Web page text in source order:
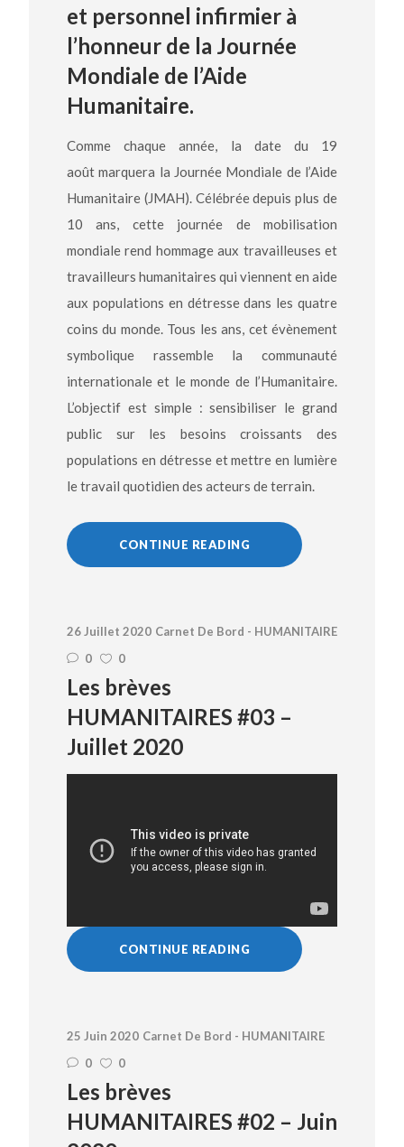
et personnel infirmier à
l’honneur de la Journée
Mondiale de l’Aide
Humanitaire.
Comme chaque année, la date du 19
août marquera la Journée Mondiale de l’Aide
Humanitaire (JMAH). Célébrée depuis plus de
10 ans, cette journée de mobilisation
mondiale rend hommage aux travailleuses et
travailleurs humanitaires qui viennent en aide
aux populations en détresse dans les quatre
coins du monde. Tous les ans, cet évènement
symbolique rassemble la communauté
internationale et le monde de l’Humanitaire.
L’objectif est simple : sensibiliser le grand
public sur les besoins croissants des
populations en détresse et mettre en lumière
le travail quotidien des acteurs de terrain.
CONTINUE READING
26 Juillet 2020 Carnet De Bord - HUMANITAIRE
0
0
Les brèves
HUMANITAIRES #03 –
Juillet 2020
CONTINUE READING
25 Juin 2020 Carnet De Bord - HUMANITAIRE
0
0
Les brèves
HUMANITAIRES #02 – Juin